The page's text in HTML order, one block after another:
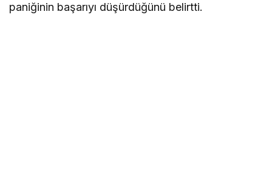
paniğinin başarıyı düşürdüğünü belirtti.